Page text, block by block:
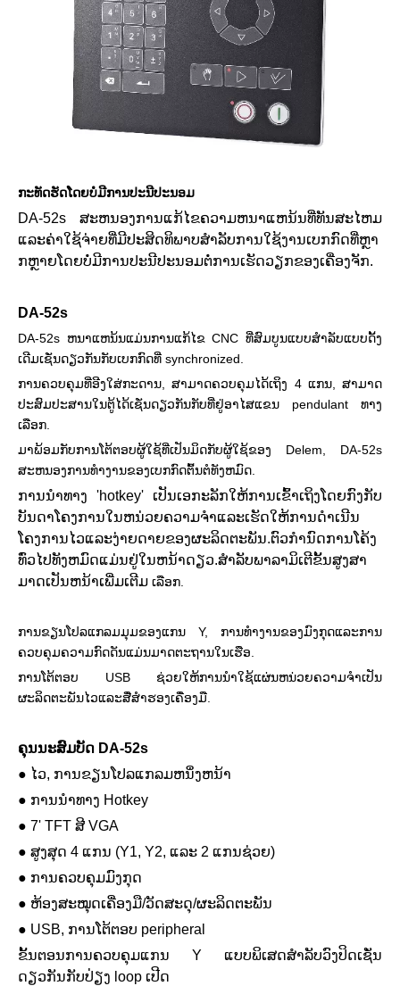
ກະທັດຮັດໂດຍບໍ່ມີການປະນີປະນອມ
DA-52s ສະຫນອງການແກ້ໄຂຄວາມຫນາແຫນ້ນທີ່ທັນສະໄຫມ
ແລະຄ່າໃຊ້ຈ່າຍທີ່ມີປະສິດທິພາບສໍາລັບການໃຊ້ງານເບກກົດທີ່ຫຼາ
ກຫຼາຍໂດຍບໍ່ມີການປະນີປະນອມຕໍ່ການເຮັດວຽກຂອງເຄື່ອງຈັກ.
DA-52s
DA-52s ຫນາແຫນ້ນແມ່ນການແກ້ໄຂ CNC ທີ່ສົມບູນແບບສໍາລັບແບບດັ້ງ
ເດີມເຊັ່ນດຽວກັນກັບເບກກົດທີ່ synchronized.
ການຄວບຄຸມທີ່ອີງໃສ່ກະດານ, ສາມາດຄວບຄຸມໄດ້ເຖິງ 4 ແກນ, ສາມາດ
ປະສົມປະສານໃນຕູ້ໄດ້ເຊັ່ນດຽວກັນກັບທີ່ຢູ່ອາໄສແຂນ pendulant ທາງ
ເລືອກ.
ມາພ້ອມກັບການໂຕ້ຕອບຜູ້ໃຊ້ທີ່ເປັນມິດກັບຜູ້ໃຊ້ຂອງ Delem, DA-52s
ສະຫນອງການທໍາງານຂອງເບກກົດຕົ້ນຕໍທັງຫມົດ.
ການນໍາທາງ 'hotkey' ເປັນເອກະລັກໃຫ້ການເຂົ້າເຖິງໂດຍກົງກັບ
ບັນດາໂຄງການໃນຫນ່ວຍຄວາມຈໍາແລະເຮັດໃຫ້ການດໍາເນີນ
ໂຄງການໄວແລະງ່າຍດາຍຂອງຜະລິດຕະພັນ.ຕົວກໍານົດການໂຄ້ງ
ທົ່ວໄປທັງຫມົດແມ່ນຢູ່ໃນຫນ້າດຽວ.ສໍາລັບພາລາມິເຕີຂັ້ນສູງສາ
ມາດເປັນຫນ້າເພີ່ມເຕີມ ເລືອກ.
ການຂຽນໂປລແກລມມຸມຂອງແກນ Y, ການທໍາງານຂອງມົງກຸດແລະການ
ຄວບຄຸມຄວາມກົດດັນແມ່ນມາດຕະຖານໃນເຮືອ.
ການໂຕ້ຕອບ USB ຊ່ວຍໃຫ້ການນໍາໃຊ້ແຜ່ນຫນ່ວຍຄວາມຈໍາເປັນ
ຜະລິດຕະພັນໄວແລະສື່ສໍາຮອງເຄື່ອງມື.
ຄຸນນະສົມບັດ DA-52s
● ໄວ, ການຂຽນໂປລແກລມຫນຶ່ງຫນ້າ
● ການນຳທາງ Hotkey
● 7' TFT ສີ VGA
● ສູງສຸດ 4 ແກນ (Y1, Y2, ແລະ 2 ແກນຊ່ວຍ)
● ການຄວບຄຸມມົງກຸດ
● ຫ້ອງສະໝຸດເຄື່ອງມື/ວັດສະດຸ/ຜະລິດຕະພັນ
● USB, ການໂຕ້ຕອບ peripheral
ຂັ້ນຕອນການຄວບຄຸມແກນ Y ແບບພິເສດສໍາລັບວົງປິດເຊັ່ນ
ດຽວກັນກັບປ່ຽງ loop ເປີດ